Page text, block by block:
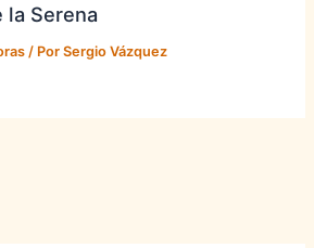
la Serena
/ PorSergio Vázquez